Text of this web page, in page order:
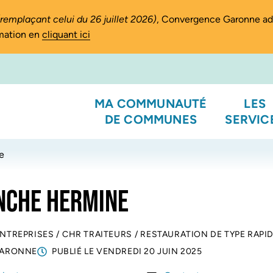
celui du 26 juillet 2026), Convergence Garonne
en cliquant ici
MA COMMUNAUTÉ
DE COMMUNES
LES
HERMINE
/ CHR TRAITEURS / RESTAURATION DE TYPE
PUBLIÉ LE VENDREDI 20 JUIN 2025